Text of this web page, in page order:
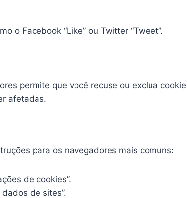
o Facebook “Like” ou Twitter “Tweet”.
permite que você recuse ou exclua
afetadas.
para os navegadores mais comuns:
de cookies”.
dados de sites”.